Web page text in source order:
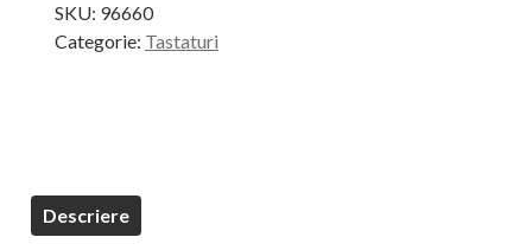
a
fost:
219,99 lei.
SKU: 96660
Categorie: Tastaturi
Descriere